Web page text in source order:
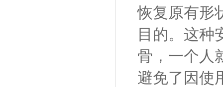
恢复原有形
目的。这种
骨，一个人
避免了因使